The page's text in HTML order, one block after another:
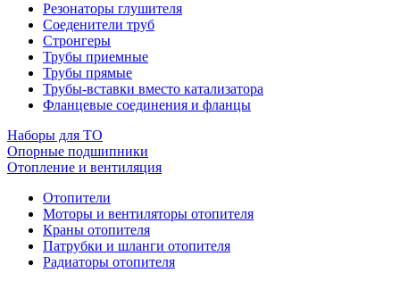
Резонаторы глушителя
Соеденители труб
Стронгеры
Трубы приемные
Трубы прямые
Трубы-вставки вместо катализатора
Фланцевые соединения и фланцы
Наборы для ТО
Опорные подшипники
Отопление и вентиляция
Отопители
Моторы и вентиляторы отопителя
Краны отопителя
Патрубки и шланги отопителя
Радиаторы отопителя